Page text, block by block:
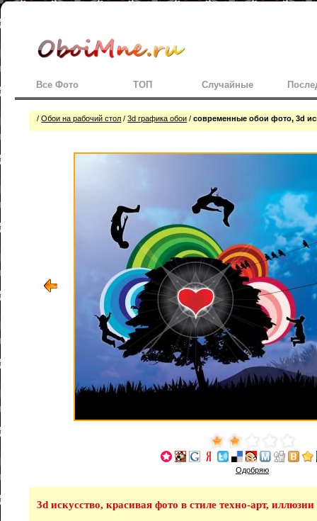
Все Фото ТОП Случайные
/Обои на рабочий стол /3d графика обои /современные обои фото, 3d
Одобряю
3d искусство, красивая фото в стиле техно-арт, иллюзии